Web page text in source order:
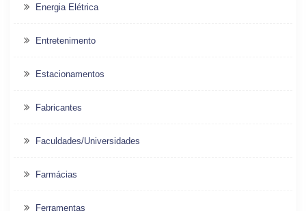
Energia Elétrica
Entretenimento
Estacionamentos
Fabricantes
Faculdades/Universidades
Farmácias
Ferramentas